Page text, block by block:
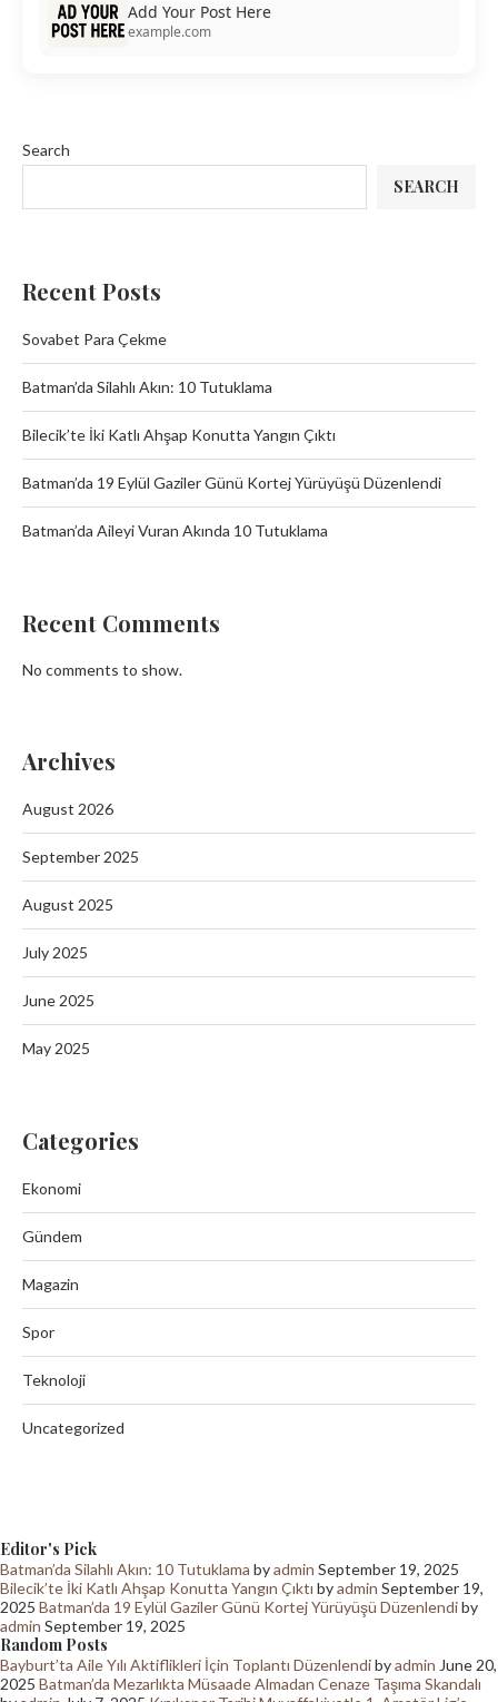
Add Your Post Here
example.com
Search
SEARCH
Recent Posts
Sovabet Para Çekme
Batman’da Silahlı Akın: 10 Tutuklama
Bilecik’te İki Katlı Ahşap Konutta Yangın Çıktı
Batman’da 19 Eylül Gaziler Günü Kortej Yürüyüşü Düzenlendi
Batman’da Aileyi Vuran Akında 10 Tutuklama
Recent Comments
No comments to show.
Archives
August 2026
September 2025
August 2025
July 2025
June 2025
May 2025
Categories
Ekonomi
Gündem
Magazin
Spor
Teknoloji
Uncategorized
Editor's Pick
Batman’da Silahlı Akın: 10 Tutuklama byadmin September 19, 2025
Bilecik’te İki Katlı Ahşap Konutta Yangın Çıktı byadmin September 19,
2025 Batman’da 19 Eylül Gaziler Günü Kortej Yürüyüşü Düzenlendiby
admin September 19, 2025
Random Posts
Bayburt’ta Aile Yılı Aktiflikleri İçin Toplantı Düzenlendibyadmin June 20,
2025 Batman’da Mezarlıkta Müsaade Almadan Cenaze Taşıma Skandalı